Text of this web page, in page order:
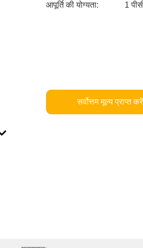
आपूर्ति की योग्यता: 1
सर्वोत्तम मूल्य प्राप्त करें